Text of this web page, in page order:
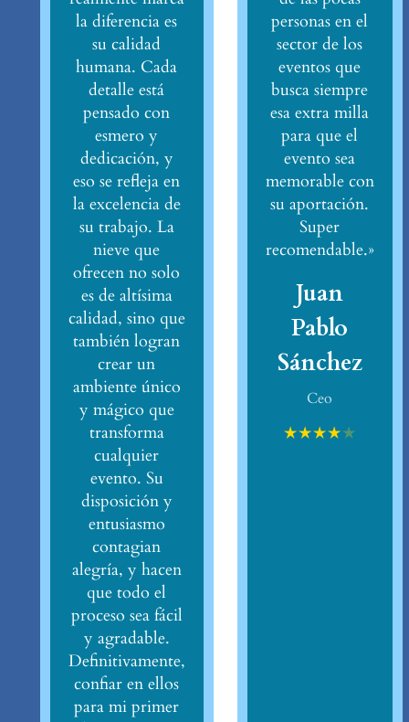
la diferencia es
su calidad
humana. Cada
detalle está
pensado con
esmero y
dedicación, y
eso se refleja en
la excelencia de
su trabajo. La
nieve que
ofrecen no solo
es de altísima
calidad, sino que
también logran
crear un
ambiente único
y mágico que
transforma
cualquier
evento. Su
disposición y
entusiasmo
contagian
alegría, y hacen
que todo el
proceso sea fácil
y agradable.
Definitivamente,
confiar en ellos
para mi primer
personas en el
sector de los
eventos que
busca siempre
esa extra milla
para que el
evento sea
memorable con
su aportación.
Super
recomendable.»
Juan
Pablo
Sánchez
Ceo
★★★★★